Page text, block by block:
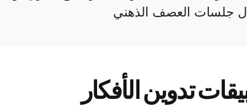
جلسات العصف الذهني
تدوين الأفكار